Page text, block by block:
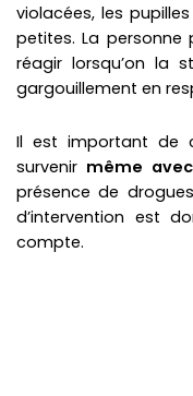
violacées, les
petites. La personne
réagir lorsqu’on la
gargouillement en
Il est important de
survenir même
présence de
d’intervention est
compte.